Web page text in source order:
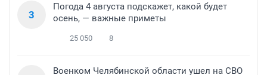
3
Погода 4 августа подскажет, какой будет
осень, — важные приметы
25 050 8
Военком Челябинской области ушел на СВО